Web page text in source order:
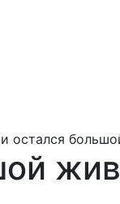
остался